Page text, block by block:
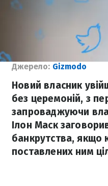
Джерело: Gizmodo
Новий власник
без церемоній, з
запроваджуючи
Ілон Маск
банкрутства, якщо
поставлених ним